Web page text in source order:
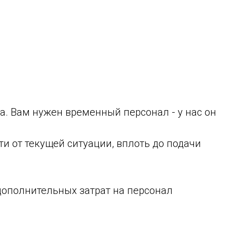
Вам нужен временный персонал - у нас он
от текущей ситуации, вплоть до подачи
затрат на персонал